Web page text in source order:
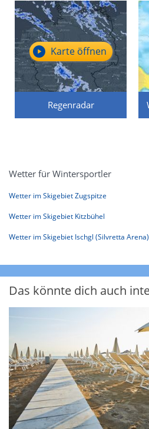
Regenradar
Karte öffnen
Wetter für Wintersportler
Wetter im Skigebiet Zugspitze
Wetter im Skigebiet Kitzbühel
Wetter im Skigebiet Ischgl (Silvretta Arena)
Das könnte dich auch